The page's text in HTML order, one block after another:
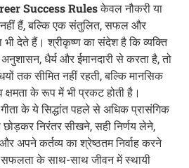
Success Rulesकेवल नौकरी या
हैं, बल्कि एक संतुलित, सफल और
भी देते हैं। श्रीकृष्ण का संदेश है कि व्यक्ति
अनुशासन, धैर्य और ईमानदारी से करता है, तो
तक सीमित नहीं रहती, बल्कि मानसिक
के रूप में भी प्रकट होती है।
के ये सिद्धांत पहले से अधिक प्रासंगिक
छोड़कर निरंतर सीखने, सही निर्णय लेने,
अपने कर्तव्य का श्रेष्ठतम निर्वाह करने
के साथ-साथ जीवन में स्थायी